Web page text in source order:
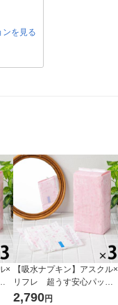
ンを見る
×
【吸水ナプキン】アスクル×
リフレ 超うす安心パッド
スッキリ消臭200cc 1セッ
2,790円